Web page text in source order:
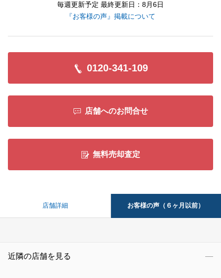
毎週更新予定 最終更新日：8月6日
『お客様の声』掲載について
0120-341-109
店舗へのお問合せ
無料売却査定
店舗詳細 お客様の声（６ヶ月以前）
近隣の店舗を見る